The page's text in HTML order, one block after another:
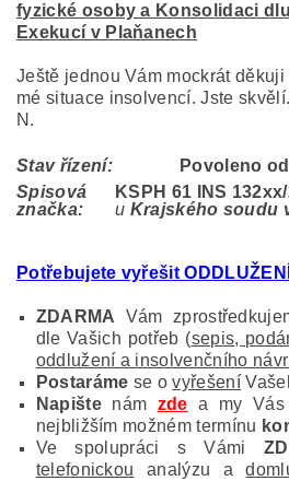
fyzické osoby a Konsolidaci
Exekucí v Plaňanech
Ještě jednou Vám mockrát
mé situace insolvencí. Jste
N.
Stav řízení:
Povoleno
Spisová
značka:
KSPH 61 INS 132
u Krajského soudu
Potřebujete vyřešit
ZDARMA Vám
dle Vašich potřeb (sepis,
oddlužení a insolvenčního
Postaráme se ovyřešení
Napištenám zde a my Vás
nejbližším možném termínu
Ve spolupráci s Vámi
telefonickou analýzu a